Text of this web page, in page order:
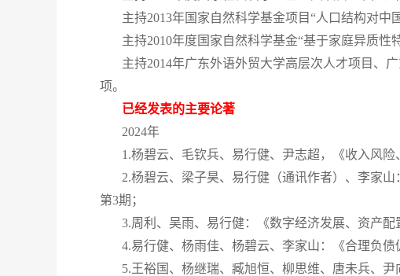
主持2013年国家自然科学基金项目“人口结构对中
主持2010年度国家自然科学基金“基于家庭异质性
主持2014年广东外语外贸大学高层次人才项目、
项。
已经发表的主要论著
2024年
1.杨碧云、 毛钦兵、 易行健、 尹志超 ，《收入风
2.杨碧云、梁子昊、易行健（通讯作者）、李家
第3期；
3.周利、吴雨、易行健：《数字经济发展、资产
4.易行健、杨雨佳、杨碧云、李家山：《合理负
5.王裕国、杨继瑞、臧旭恒、柳思维、唐未兵、